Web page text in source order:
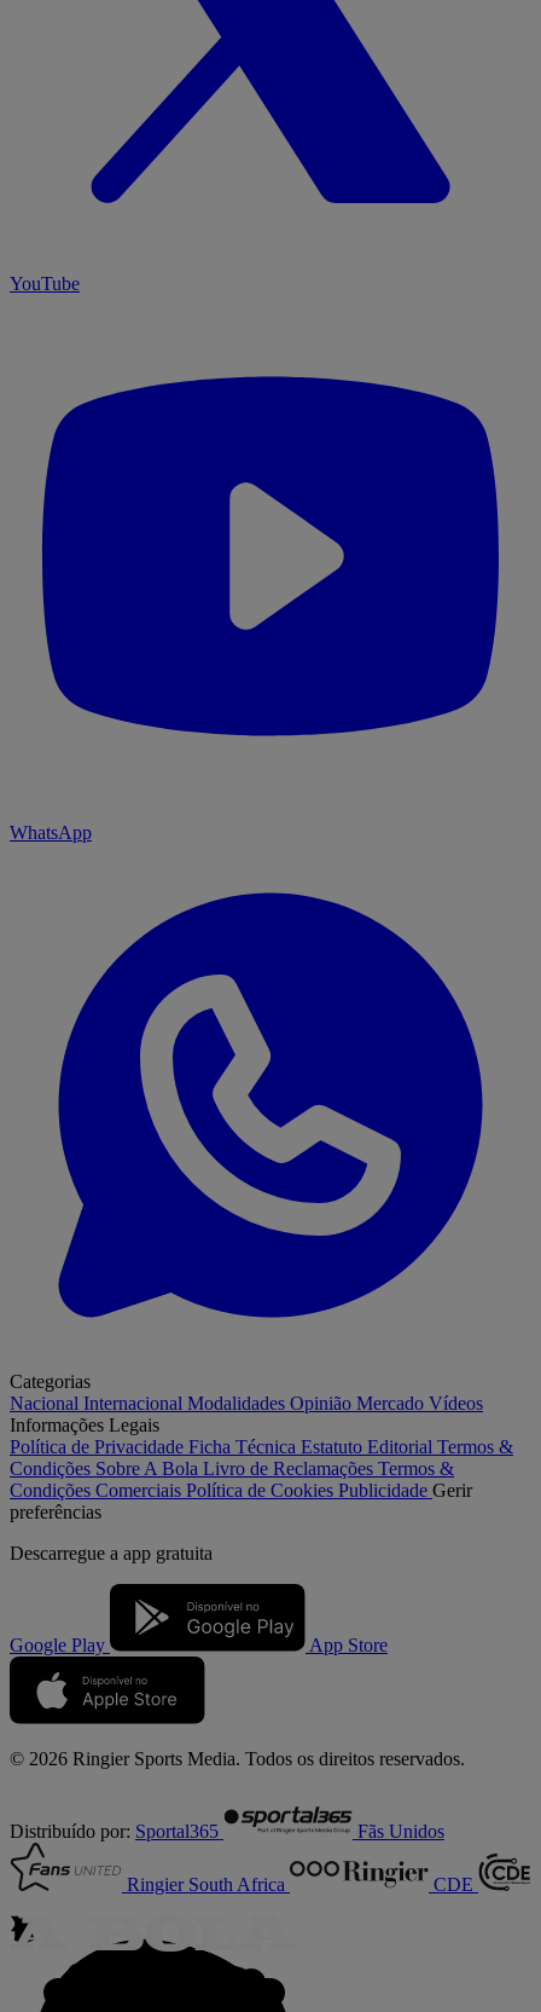
YouTube
WhatsApp
Categorias
Nacional Internacional Modalidades Opinião Mercado Vídeos
Informações Legais
Política de Privacidade Ficha Técnica Estatuto Editorial Termos &
Condições Sobre A Bola Livro de Reclamações Termos &
Condições Comerciais Política de Cookies Publicidade Gerir
preferências
Descarregue a app gratuita
Google Play App Store
© 2026 Ringier Sports Media. Todos os direitos reservados.
Distribuído por: Sportal365 Fãs Unidos
Ringier South Africa CDE